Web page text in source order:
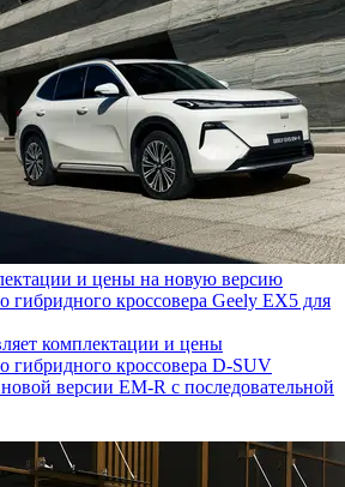
и цены на новую версию
гибридного кроссовера Geely EX5 для
комплектации и цены
гибридного кроссовера D-SUV
версии EM-R с последовательной